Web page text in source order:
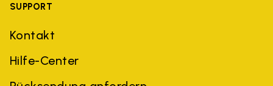
SUPPORT
Kontakt
Hilfe-Center